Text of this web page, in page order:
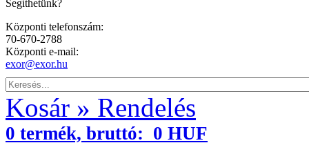
Segíthetünk?
Központi telefonszám:
70-670-2788
Központi e-mail:
exor@exor.hu
Kosár » Rendelés
0 termék, bruttó: 0 HUF